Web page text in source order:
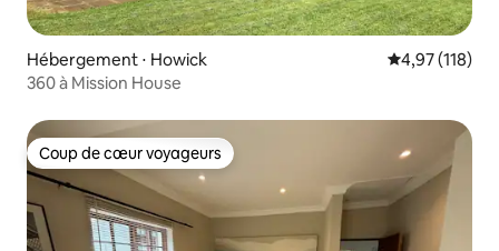
Hébergement ⋅ Howick Évaluation
4,97 (118)
360 à Mission House
Coup de cœur voyageurs
Coup de cœur voyageurs